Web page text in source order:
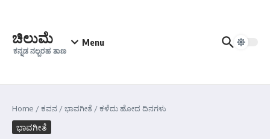
ಚಿಲುಮೆ
ಕನ್ನಡ ನಲ್ಬರಹ ತಾಣ
Menu
Home /ಕವನ /ಭಾವಗೀತೆ /ಕಳೆದು ಹೋದ ದಿನಗಳು
ಭಾವಗೀತೆ